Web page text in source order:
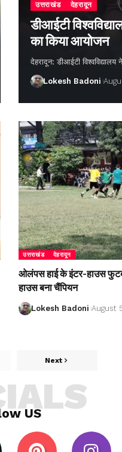
उत्तराखंड देहरादून
डीआईटी
का किया आयोजन
देहरादून: डीआईटी
Lokesh Badoni
उत्तराखंड देहरादून
ओलंपस हाई के इंटर-हाउस
हाउस बना चैंपियन
Lokesh Badoni August
Next
US